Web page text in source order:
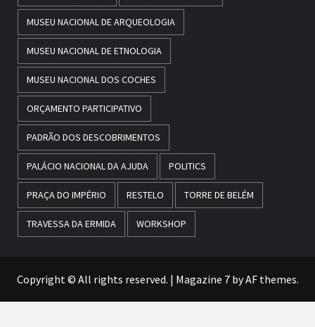
MUSEU NACIONAL DE ARQUEOLOGIA
MUSEU NACIONAL DE ETNOLOGIA
MUSEU NACIONAL DOS COCHES
ORÇAMENTO PARTICIPATIVO
PADRÃO DOS DESCOBRIMENTOS
PALÁCIO NACIONAL DA AJUDA POLITICS
PRAÇA DO IMPÉRIO RESTELO TORRE DE BELÉM
TRAVESSA DA ERMIDA WORKSHOP
Copyright © All rights reserved. | Magazine 7by AF themes.